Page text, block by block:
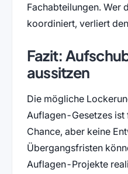
Fachabteilungen. Wer
koordiniert, verliert
Fazit:
aussitzen
Die mögliche
Auflagen-Gesetzes ist
Chance, aber keine
Übergangsfristen
Auflagen-Projekte